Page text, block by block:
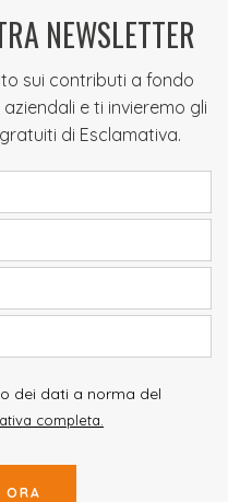
NEWSLETTER
sui contributi a fondo
e ti invieremo gli
di Esclamativa.
dei dati a norma del
completa.
ORA